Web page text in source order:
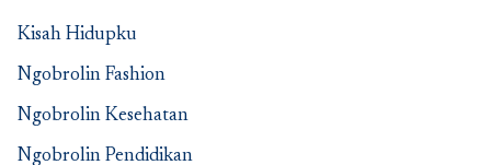
Kisah Hidupku
Ngobrolin Fashion
Ngobrolin Kesehatan
Ngobrolin Pendidikan